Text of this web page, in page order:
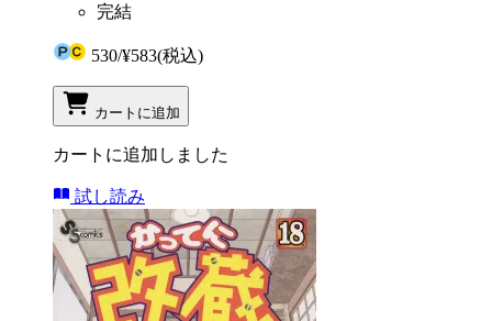
完結
530/¥583(税込)
カートに追加
カートに追加しました
試し読み